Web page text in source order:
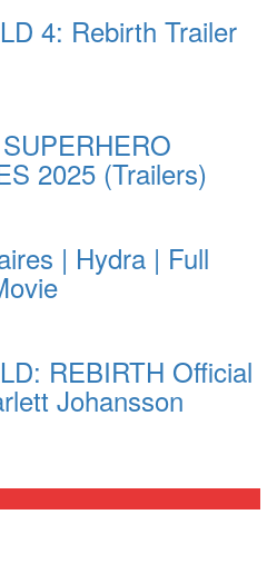
4: Rebirth Trailer
2025 (Trailers)
| Hydra | Full
REBIRTH Official
Johansson